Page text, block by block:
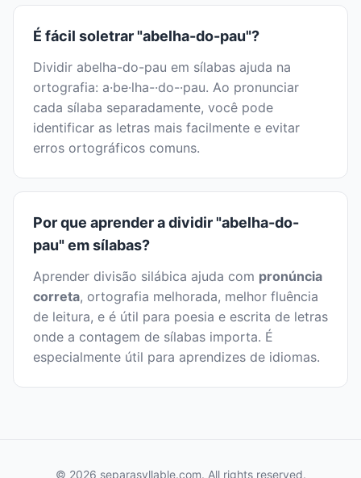
É fácil soletrar "abelha-do-pau"?
Dividir abelha-do-pau em sílabas ajuda na
ortografia: a·be·lha-·do-·pau. Ao pronunciar
cada sílaba separadamente, você pode
identificar as letras mais facilmente e evitar
erros ortográficos comuns.
Por que aprender a dividir "abelha-do-
pau" em sílabas?
Aprender divisão silábica ajuda com pronúncia
correta, ortografia melhorada, melhor fluência
de leitura, e é útil para poesia e escrita de letras
onde a contagem de sílabas importa. É
especialmente útil para aprendizes de idiomas.
© 2026 separasyllable.com. All rights reserved.